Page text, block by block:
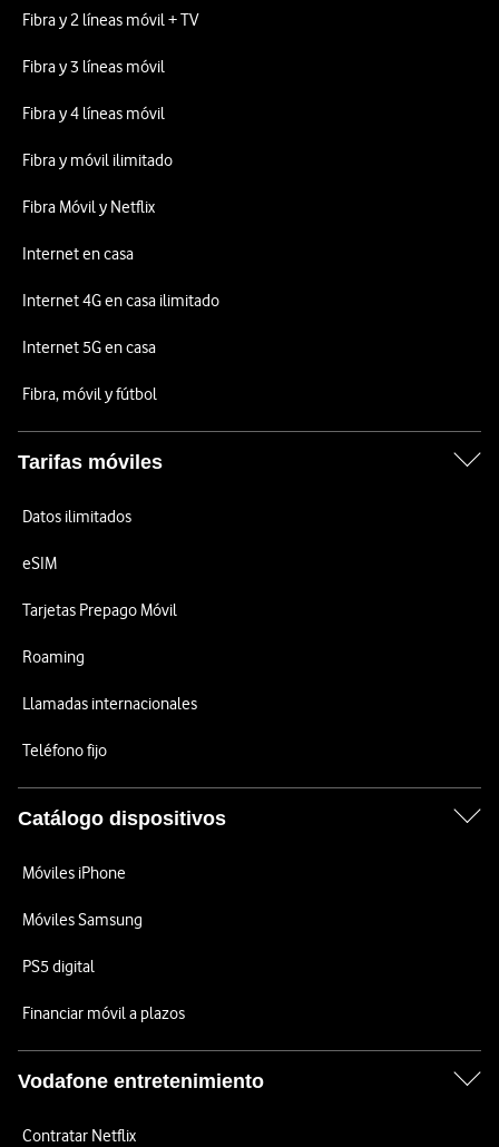
Fibra y 2 líneas móvil + TV
Fibra y 3 líneas móvil
Fibra y 4 líneas móvil
Fibra y móvil ilimitado
Fibra Móvil y Netflix
Internet en casa
Internet 4G en casa ilimitado
Internet 5G en casa
Fibra, móvil y fútbol
Tarifas móviles
Datos ilimitados
eSIM
Tarjetas Prepago Móvil
Roaming
Llamadas internacionales
Teléfono fijo
Catálogo dispositivos
Móviles iPhone
Móviles Samsung
PS5 digital
Financiar móvil a plazos
Vodafone entretenimiento
Contratar Netflix